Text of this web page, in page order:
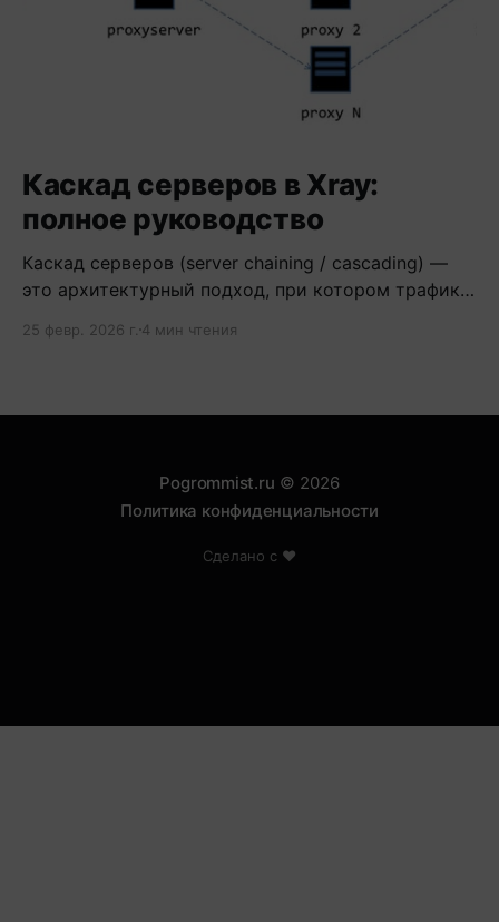
Каскад серверов в Xray:
полное руководство
Каскад серверов (server chaining / cascading) —
это архитектурный подход, при котором трафик
серверов.
25 февр. 2026 г. 4 мин чтения
Pogrommist.ru © 2026
Политика конфиденциальности
Сделано с ❤️